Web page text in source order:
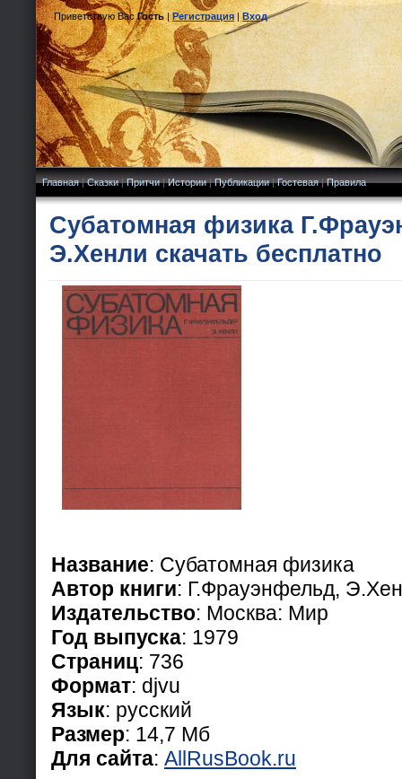
Приветствую Вас Гость|Регистрация|Вход
Главная|Сказки|Притчи|Истории|Публикации|Гостевая|Правила
Субатомная физика
Э.Хенли скачать бесплатно
Название: Субатомная физика
Автор книги: Г.Фрауэнфельд,
Издательство: Москва: Мир
Год выпуска: 1979
Страниц: 736
Формат: djvu
Язык: русский
Размер: 14,7 Мб
Для сайта: AllRusBook.ru